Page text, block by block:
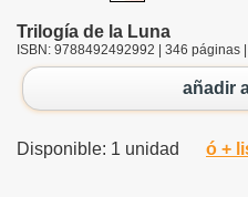
Trilogía de la Luna
ISBN: 9788492492992 | 346 páginas
añadir
Disponible: 1 unidad ó +